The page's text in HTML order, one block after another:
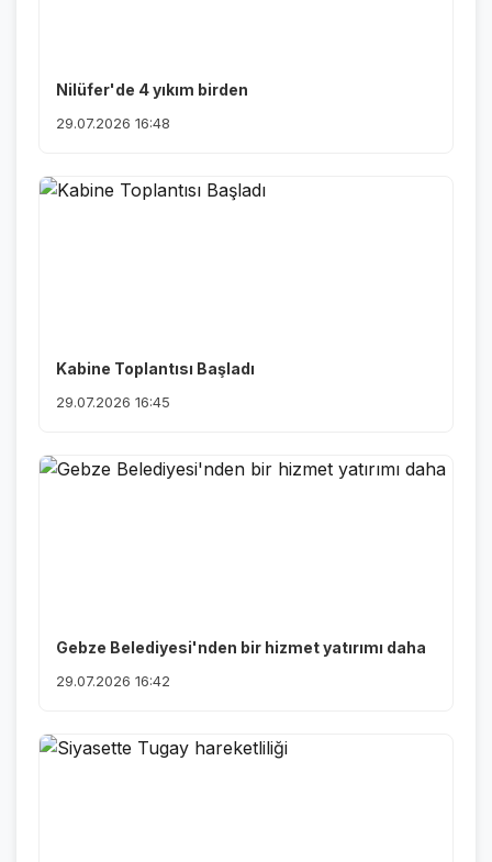
Nilüfer'de 4 yıkım birden
29.07.2026 16:48
Kabine Toplantısı Başladı
29.07.2026 16:45
Gebze Belediyesi'nden bir hizmet yatırımı daha
29.07.2026 16:42